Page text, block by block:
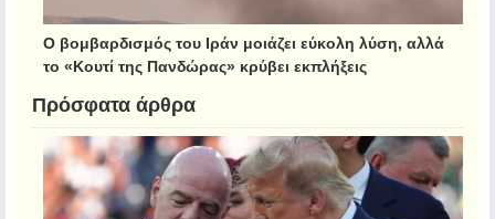
Ο βομβαρδισμός του Ιράν μοιάζει εύκολη λύση, αλλά
το «Κουτί της Πανδώρας» κρύβει εκπλήξεις
Πρόσφατα άρθρα